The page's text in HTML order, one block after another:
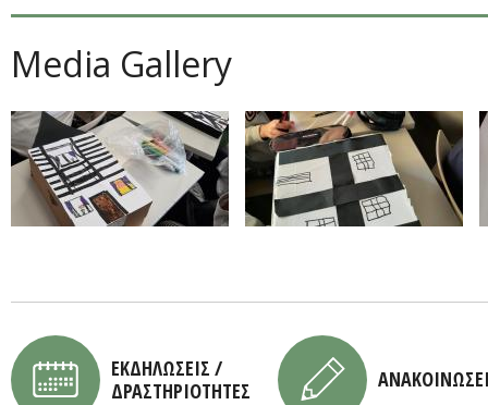
Media Gallery
ΕΚΔΗΛΩΣΕΙΣ /
ΔΡΑΣΤΗΡΙΟΤΗΤΕΣ